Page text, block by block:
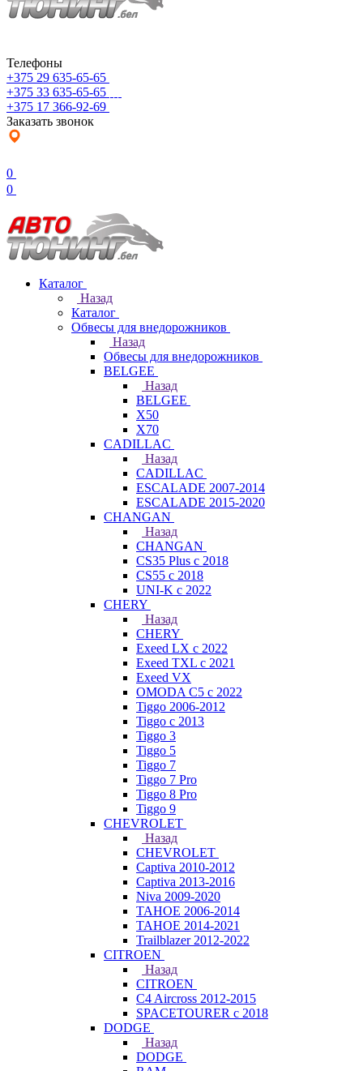
Телефоны
+375 29 635-65-65
+375 33 635-65-65
+375 17 366-92-69
Заказать звонок
0
0
Каталог
Назад
Каталог
Обвесы для внедорожников
Назад
Обвесы для внедорожников
BELGEE
Назад
BELGEE
X50
X70
CADILLAC
Назад
CADILLAC
ESCALADE 2007-2014
ESCALADE 2015-2020
CHANGAN
Назад
CHANGAN
CS35 Plus с 2018
CS55 с 2018
UNI-K с 2022
CHERY
Назад
CHERY
Exeed LX с 2022
Exeed TXL с 2021
Exeed VX
OMODA C5 с 2022
Tiggo 2006-2012
Tiggo с 2013
Tiggo 3
Tiggo 5
Tiggo 7
Tiggo 7 Pro
Tiggo 8 Pro
Tiggo 9
CHEVROLET
Назад
CHEVROLET
Captiva 2010-2012
Captiva 2013-2016
Niva 2009-2020
TAHOE 2006-2014
TAHOE 2014-2021
Trailblazer 2012-2022
CITROEN
Назад
CITROEN
C4 Aircross 2012-2015
SPACETOURER с 2018
DODGE
Назад
DODGE